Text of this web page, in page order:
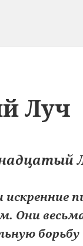
Луч
искренние
Они
борьбу